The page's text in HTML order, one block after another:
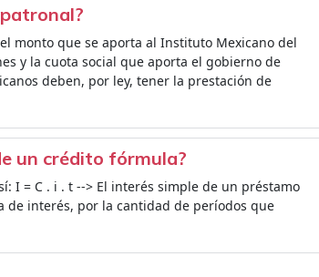
monto que se aporta al Instituto Mexicano del
y la cuota social que aporta el gobierno de
deben, por ley, tener la prestación de
un crédito fórmula?
I = C . i . t --> El interés simple de un préstamo
interés, por la cantidad de períodos que